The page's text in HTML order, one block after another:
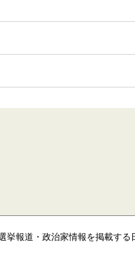
挙報道・政治家情報を掲載す